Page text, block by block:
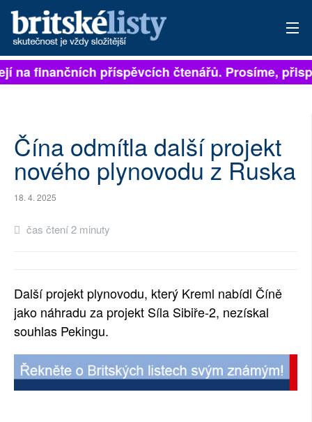
PŘIHLÁSIT
ARCHIV
ROZHOVORY
TÉMATA
NEJČTENĚJŠÍ ZA 7 DNÍ
PŘÍSPĚVKY NA PROVOZ
SOCIÁLNÍ SÍTĚ
RUBRIKY
PLNÁ VERZE STRÁNEK
na finančních příspěvcích čtenářů. Prosíme,
Čína odmítla další projekt
nového plynovodu z Ruska
18. 4. 2025
čas čtení 2 minuty
Další projekt plynovodu, který Kreml nabídl Číně
jako náhradu za projekt Síla Sibiře-2, nezískal
souhlas Pekingu.